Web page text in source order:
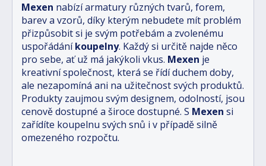
Mexen nabízí armatury různých tvarů, forem,
barev a vzorů, díky kterým nebudete mít problém
přizpůsobit si je svým potřebám a zvolenému
uspořádání koupelny. Každý si určitě najde něco
pro sebe, ať už má jakýkoli vkus. Mexen je
kreativní společnost, která se řídí duchem doby,
ale nezapomíná ani na užitečnost svých produktů.
Produkty zaujmou svým designem, odolností, jsou
cenově dostupné a široce dostupné. S Mexen si
zařídíte koupelnu svých snů i v případě silně
omezeného rozpočtu.